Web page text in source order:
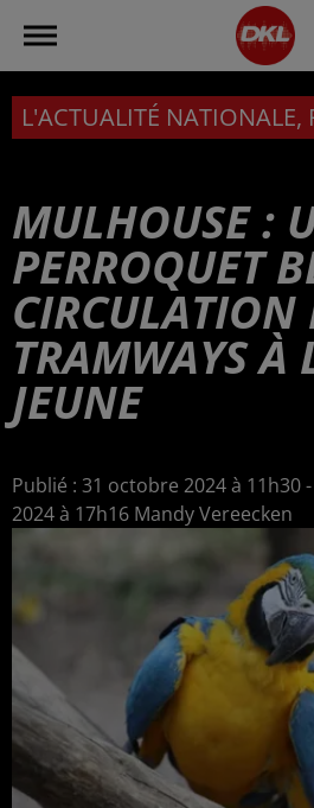
L'ACTUALITÉ NATIONALE,
MULHOUSE :
PERROQUET
CIRCULATION
TRAMWAYS À
JEUNE
Publié : 31 octobre 2024 à 11h30
2024 à 17h16 Mandy Vereecken